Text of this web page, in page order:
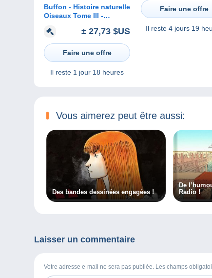
Buffon - Histoire naturelle
Oiseaux Tome III -
± 27,73 $US
Faire une offre
Il reste 1 jour 18 heures
Faire une offre
Il reste 4 jours 19
Vous aimerez peut être aussi:
Des bandes dessinées engagées !
De
Radio !
Laisser un commentaire
Votre adresse e-mail ne sera pas publiée. Les champs